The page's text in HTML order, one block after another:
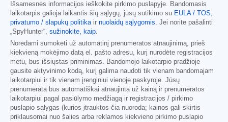
Išsamesnės informacijos ieškokite pirkimo puslapyje. Bandomasis
laikotarpis galioja laikantis šių sąlygų, jūsų sutikimo su EULA / TOS,
privatumo / slapukų politikair nuolaidų sąlygomis. Jei norite pašalinti
„SpyHunter“, sužinokite, kaip.
Norėdami sumokėti už automatinį prenumeratos atnaujinimą, prieš
kiekvieną mokėjimo datą el. pašto adresu, kurį nurodėte registracijos
metu, bus išsiųstas priminimas. Bandomojo laikotarpio pradžioje
gausite aktyvinimo kodą, kurį galima naudoti tik vienam bandomajam
laikotarpiui ir tik vienam įrenginiui vienoje paskyroje. Jūsų
prenumerata bus automatiškai atnaujinta už kainą ir prenumeratos
laikotarpiui pagal pasiūlymo medžiagą ir registracijos / pirkimo
puslapio sąlygas (kurios įtrauktos čia nuoroda; kainos gali skirtis
priklausomai nuo šalies arba reklamos kiekvieno pirkimo puslapio